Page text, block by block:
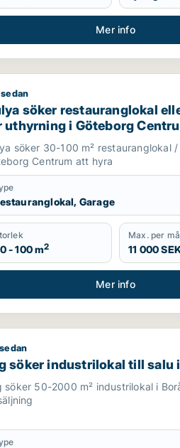
Mer info
söker restauranglokal eller
söker restauranglokal
uthyrning i Göteborg
söker 30-100 m² restauranglokal
Centrum att hyra
Garage
- 100 m2
Max. per
11 000
Mer info
söker industrilokal till salu i
söker industrilokal till salu
söker 50-2000 m² industrilokal i